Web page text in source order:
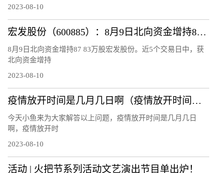
2023-08-10
宏发股份（600885）：8月9日北向资金增持87.83万股
8月9日北向资金增持87 83万股宏发股份。近5个交易日中，获
北向资金增持
2023-08-10
疫情放开时间是几月几日啊（疫情放开时间是几月几日）
今天小鱼来为大家解答以上问题，疫情放开时间是几月几日
啊，疫情放开时
2023-08-10
活动 | 火把节系列活动文艺演出节目单出炉！